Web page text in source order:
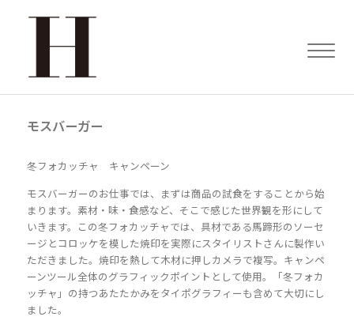
モスバーガー
冬フォカッチャ キャンペーン
モスバーガーのお仕事では、まずは商品の試食をすることから始
まります。素材・味・食感など、そこで感じた世界観を形にして
いきます。この冬フォカッチャでは、具材である馬蹄形のソーセ
ージとコロッケを模した焼印を実際にスタイリストさんに製作い
ただきました。焼印を熱して木材に押しカメラで複写。キャンペ
ーンツール全体のグラフィックポイントとして使用。「冬フォカ
ッチャ」の持つあたたかみをタイポグラフィーも含めて大切にし
ました。